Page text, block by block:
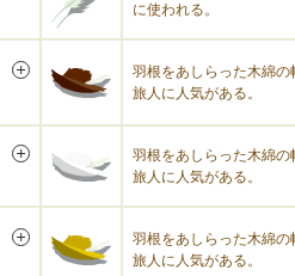
に使われる。
羽根をあしらった木綿の
旅人に人気がある。
羽根をあしらった木綿の
旅人に人気がある。
羽根をあしらった木綿の
旅人に人気がある。